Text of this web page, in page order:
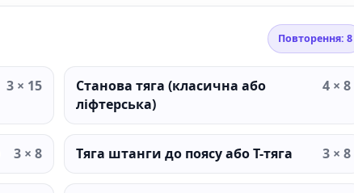
Повторення: 8
3 × 15
Станова тяга (класична або
ліфтерська)
4 × 8
3 × 8 Тяга штанги до поясу або T-тяга 3 × 8